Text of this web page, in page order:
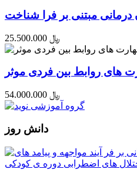
درمانی مبتنی بر فرا شناخت
25.500.000 ﷼
های روابط بین فردی موثر
54.000.000 ﷼
دانش روز